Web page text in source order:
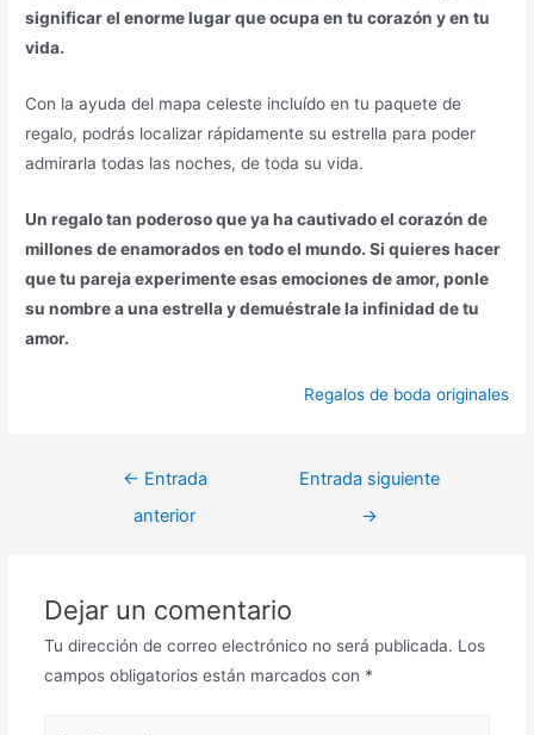
significar el enorme lugar que ocupa en tu corazón y en tu
vida.
Con la ayuda del mapa celeste incluído en tu paquete de
regalo, podrás localizar rápidamente su estrella para poder
admirarla todas las noches, de toda su vida.
Un regalo tan poderoso que ya ha cautivado el corazón de
millones de enamorados en todo el mundo. Si quieres hacer
que tu pareja experimente esas emociones de amor, ponle
su nombre a una estrella y demuéstrale la infinidad de tu
amor.
Regalos de boda originales
← Entrada
anterior
Entrada siguiente
→
Dejar un comentario
Tu dirección de correo electrónico no será publicada. Los
campos obligatorios están marcados con *